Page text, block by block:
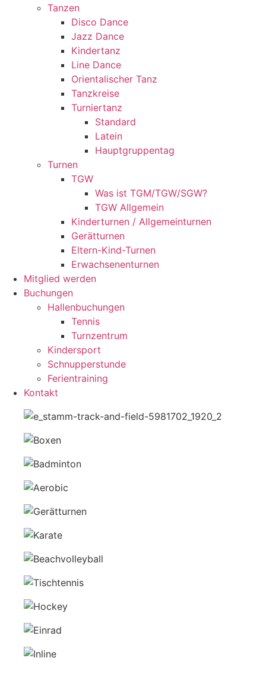
Tanzen
Disco Dance
Jazz Dance
Kindertanz
Line Dance
Orientalischer Tanz
Tanzkreise
Turniertanz
Standard
Latein
Hauptgruppentag
Turnen
TGW
Was ist TGM/TGW/SGW?
TGW Allgemein
Kinderturnen / Allgemeinturnen
Gerätturnen
Eltern-Kind-Turnen
Erwachsenenturnen
Mitglied werden
Buchungen
Hallenbuchungen
Tennis
Turnzentrum
Kindersport
Schnupperstunde
Ferientraining
Kontakt